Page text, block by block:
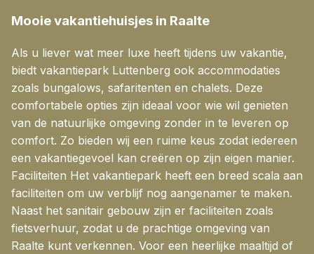
Mooie vakantiehuisjes in Raalte
​Als u liever wat meer luxe heeft tijdens uw vakantie,
biedt vakantiepark Luttenberg ook accommodaties
zoals bungalows, safaritenten en chalets. Deze
comfortabele opties zijn ideaal voor wie wil genieten
van de natuurlijke omgeving zonder in te leveren op
comfort. Zo bieden wij een ruime keus zodat iedereen
een vakantiegevoel kan creëren op zijn eigen manier.
Faciliteiten Het vakantiepark heeft een breed scala aan
faciliteiten om uw verblijf nog aangenamer te maken.
Naast het sanitair gebouw zijn er faciliteiten zoals
fietsverhuur, zodat u de prachtige omgeving van
Raalte kunt verkennen. Voor een heerlijke maaltijd of